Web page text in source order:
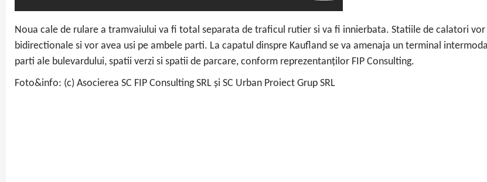
Noua cale de rulare a tramvaiului va fi total separata de traficul rutier si va fi innierbata. Statiile de calatori
bidirectionale si vor avea usi pe ambele parti. La capatul dinspre Kaufland se va amenaja un terminal
parti ale bulevardului, spatii verzi si spatii de parcare, conform reprezentanților FIP Consulting.
Foto&info: (c) Asocierea SC FIP Consulting SRL și SC Urban Proiect Grup SRL